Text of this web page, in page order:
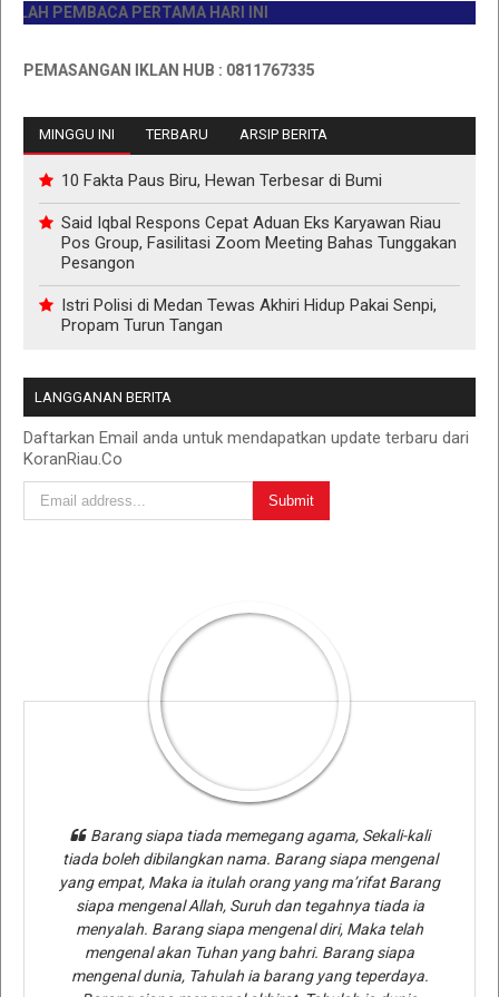
PEMBACA PERTAMA HARI INI
IKLAN HUB : 0811767335
MINGGU INI TERBARU ARSIP BERITA
10 Fakta Paus Biru, Hewan Terbesar di Bumi
Said Iqbal Respons Cepat Aduan Eks Karyawan Riau
Pos Group, Fasilitasi Zoom Meeting Bahas Tunggakan
Pesangon
Istri Polisi di Medan Tewas Akhiri Hidup Pakai Senpi,
Propam Turun Tangan
LANGGANAN BERITA
Daftarkan Email anda untuk mendapatkan update terbaru dari
KoranRiau.Co
Barang siapa tiada memegang agama, Sekali-kali
tiada boleh dibilangkan nama. Barang siapa mengenal
yang empat, Maka ia itulah orang yang ma’rifat Barang
siapa mengenal Allah, Suruh dan tegahnya tiada ia
menyalah. Barang siapa mengenal diri, Maka telah
mengenal akan Tuhan yang bahri. Barang siapa
mengenal dunia, Tahulah ia barang yang teperdaya.